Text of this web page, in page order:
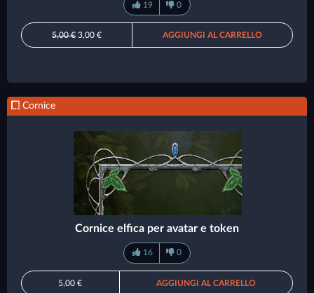
19 0
5,00 € 3,00 € AGGIUNGI AL CARRELLO
Cornice
Cornice elfica per avatar e token
16 0
5,00 € AGGIUNGI AL CARRELLO